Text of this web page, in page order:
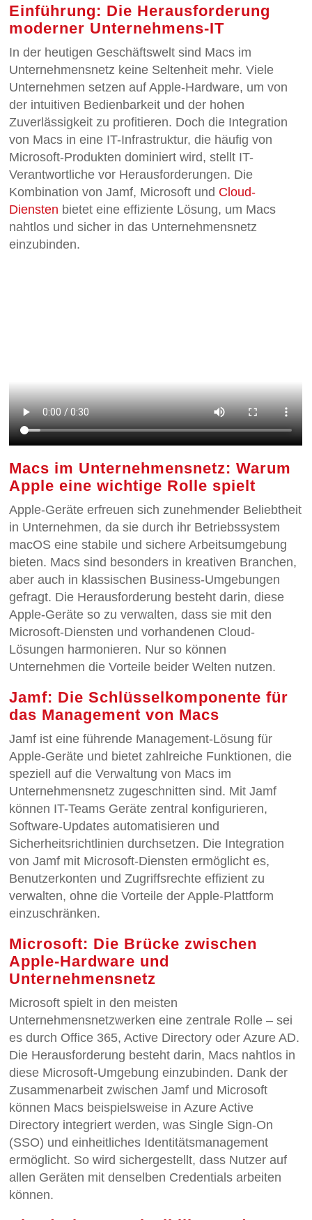
Einführung: Die Herausforderung
moderner Unternehmens-IT
In der heutigen Geschäftswelt sind Macs im
Unternehmensnetz keine Seltenheit mehr. Viele
Unternehmen setzen auf Apple-Hardware, um von
der intuitiven Bedienbarkeit und der hohen
Zuverlässigkeit zu profitieren. Doch die Integration
von Macs in eine IT-Infrastruktur, die häufig von
Microsoft-Produkten dominiert wird, stellt IT-
Verantwortliche vor Herausforderungen. Die
Kombination von Jamf, Microsoft und Cloud-
Diensten bietet eine effiziente Lösung, um Macs
nahtlos und sicher in das Unternehmensnetz
einzubinden.
Macs im Unternehmensnetz: Warum
Apple eine wichtige Rolle spielt
Apple-Geräte erfreuen sich zunehmender Beliebtheit
in Unternehmen, da sie durch ihr Betriebssystem
macOS eine stabile und sichere Arbeitsumgebung
bieten. Macs sind besonders in kreativen Branchen,
aber auch in klassischen Business-Umgebungen
gefragt. Die Herausforderung besteht darin, diese
Apple-Geräte so zu verwalten, dass sie mit den
Microsoft-Diensten und vorhandenen Cloud-
Lösungen harmonieren. Nur so können
Unternehmen die Vorteile beider Welten nutzen.
Jamf: Die Schlüsselkomponente für
das Management von Macs
Jamf ist eine führende Management-Lösung für
Apple-Geräte und bietet zahlreiche Funktionen, die
speziell auf die Verwaltung von Macs im
Unternehmensnetz zugeschnitten sind. Mit Jamf
können IT-Teams Geräte zentral konfigurieren,
Software-Updates automatisieren und
Sicherheitsrichtlinien durchsetzen. Die Integration
von Jamf mit Microsoft-Diensten ermöglicht es,
Benutzerkonten und Zugriffsrechte effizient zu
verwalten, ohne die Vorteile der Apple-Plattform
einzuschränken.
Microsoft: Die Brücke zwischen
Apple-Hardware und
Unternehmensnetz
Microsoft spielt in den meisten
Unternehmensnetzwerken eine zentrale Rolle – sei
es durch Office 365, Active Directory oder Azure AD.
Die Herausforderung besteht darin, Macs nahtlos in
diese Microsoft-Umgebung einzubinden. Dank der
Zusammenarbeit zwischen Jamf und Microsoft
können Macs beispielsweise in Azure Active
Directory integriert werden, was Single Sign-On
(SSO) und einheitliches Identitätsmanagement
ermöglicht. So wird sichergestellt, dass Nutzer auf
allen Geräten mit denselben Credentials arbeiten
können.